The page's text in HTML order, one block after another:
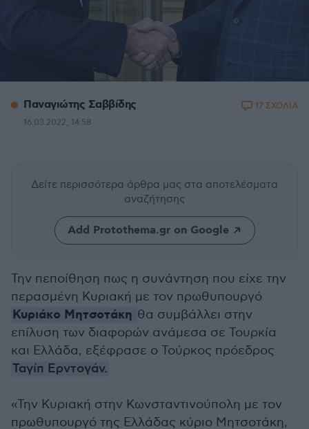
Παναγιώτης Σαββίδης
16.03.2022, 14:58
17 ΣΧΟΛΙΑ
Δείτε περισσότερα άρθρα μας στα αποτελέσματα
αναζήτησης
Add Protothema.gr on Google
Την πεποίθηση πως η συνάντηση που είχε την
περασμένη Κυριακή με τον πρωθυπουργό
Κυριάκο Μητσοτάκη θα συμβάλλει στην
επίλυση των διαφορών ανάμεσα σε Τουρκία
και Ελλάδα, εξέφρασε ο Τούρκος πρόεδρος
Ταγίπ Ερντογάν.
«Την Κυριακή στην Κωνσταντινούπολη με τον
πρωθυπουργό της Ελλάδας κύριο Μητσοτάκη,